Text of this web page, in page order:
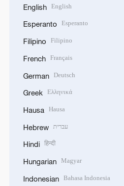
English English
Esperanto Esperanto
Filipino Filipino
French Français
German Deutsch
Greek Ελληνικά
Hausa Hausa
Hebrew עברית
Hindi हिन्दी
Hungarian Magyar
Indonesian Bahasa Indonesia